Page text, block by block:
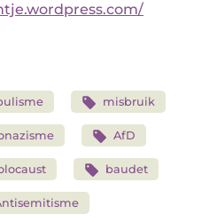
misbruik
AfD
baudet